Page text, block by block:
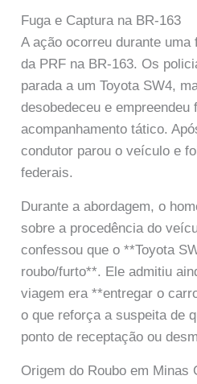
Fuga e Captura na BR-163
A ação ocorreu durante
da PRF na BR-163. Os
parada a um Toyota SW4,
desobedeceu e empreendeu
acompanhamento tático.
condutor parou o veículo e
federais.
Durante a abordagem, o
sobre a procedência do
confessou que o **Toyota
roubo/furto**. Ele admitiu
viagem era **entregar o
o que reforça a suspeita de
ponto de receptação ou
Origem do Roubo em Minas